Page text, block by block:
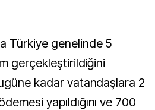
Türkiye genelinde 5
gerçekleştirildiğini
kadar vatandaşlara 2
yapıldığını ve 700